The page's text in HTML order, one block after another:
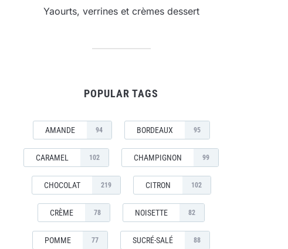
Yaourts, verrines et crèmes dessert
POPULAR TAGS
AMANDE 94 BORDEAUX 95
CARAMEL 102 CHAMPIGNON 99
CHOCOLAT 219 CITRON 102
CRÈME 78 NOISETTE 82
POMME 77 SUCRÉ-SALÉ 88